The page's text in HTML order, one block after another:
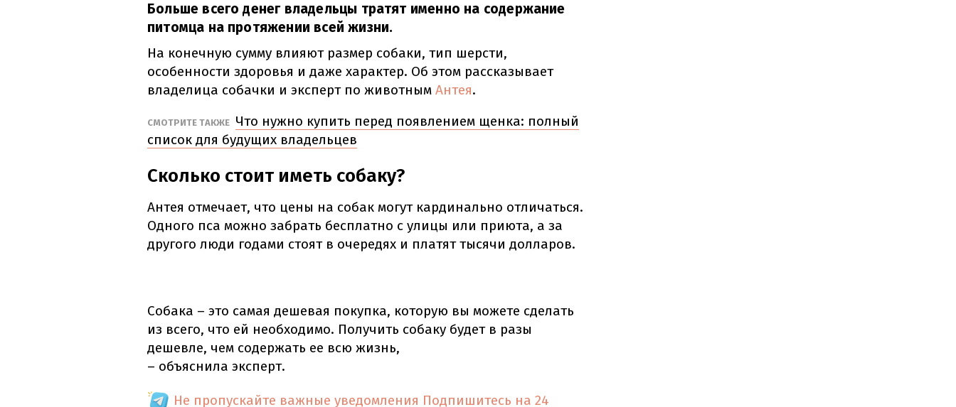
Больше всего денег владельцы тратят именно на содержание
питомца на протяжении всей жизни.
На конечную сумму влияют размер собаки, тип шерсти,
особенности здоровья и даже характер. Об этом рассказывает
владелица собачки и эксперт по животным Антея.
СМОТРИТЕ ТАКЖЕ Что нужно купить перед появлением щенка: полный
список для будущих владельцев
Сколько стоит иметь собаку?
Антея отмечает, что цены на собак могут кардинально отличаться.
Одного пса можно забрать бесплатно с улицы или приюта, а за
другого люди годами стоят в очередях и платят тысячи долларов.
Собака – это самая дешевая покупка, которую вы можете сделать
из всего, что ей необходимо. Получить собаку будет в разы
дешевле, чем содержать ее всю жизнь,
– объяснила эксперт.
Не пропускайте важные уведомления Подпишитесь на 24